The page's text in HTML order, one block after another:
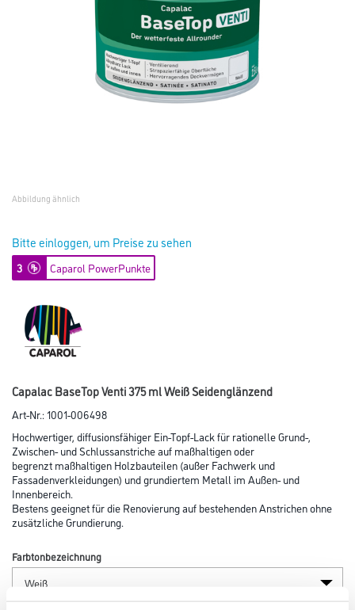
Abbildung ähnlich
Bitte einloggen, um Preise zu sehen
3 Caparol PowerPunkte
Capalac BaseTop Venti 375 ml Weiß Seidenglänzend
Art-Nr.:1001-006498
Hochwertiger, diffusionsfähiger Ein-Topf-Lack für rationelle Grund-,
Zwischen- und Schlussanstriche auf maßhaltigen oder
begrenzt maßhaltigen Holzbauteilen (außer Fachwerk und
Fassadenverkleidungen) und grundiertem Metall im Außen- und
Innenbereich.
Bestens geeignet für die Renovierung auf bestehenden Anstrichen ohne
zusätzliche Grundierung.
Farbtonbezeichnung